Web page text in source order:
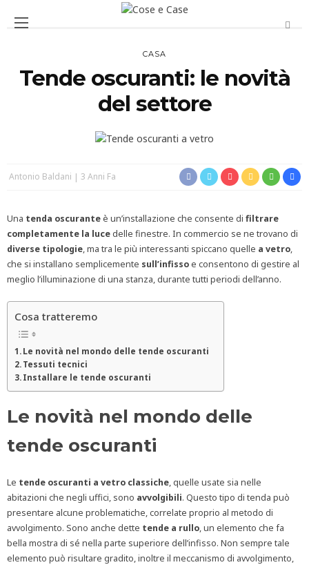
CASA
Tende oscuranti: le novità
del settore
Antonio Baldani 3 Anni Fa
Una tenda oscuranteè un’installazione che consente di filtrare
completamente la lucedelle finestre. In commercio se ne trovano di
diverse tipologie, ma tra le più interessanti spiccano quelle a vetro,
che si installano semplicemente sull’infissoe consentono di gestire al
meglio l’illuminazione di una stanza, durante tutti periodi dell’anno.
Cosa tratteremo
Le novità nel mondo delle tende oscuranti
Tessuti tecnici
Installare le tende oscuranti
Le novità nel mondo delle
tende oscuranti
Le tende oscuranti a vetro classiche, quelle usate sia nelle
abitazioni che negli uffici, sono avvolgibili. Questo tipo di tenda può
presentare alcune problematiche, correlate proprio al metodo di
avvolgimento. Sono anche dette tende a rullo, un elemento che fa
bella mostra di sé nella parte superiore dell’infisso. Non sempre tale
elemento può risultare gradito, inoltre il meccanismo di avvolgimento,